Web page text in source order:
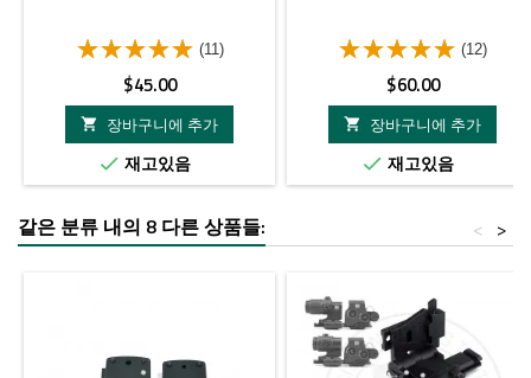
(11)
가
격
$45.00

장바구니에 추가
 재고있음
(12)
가
격
$60.00

장바구니에 추가
 재고있음
같은 분류 내의 8 다른 상품들: >
<